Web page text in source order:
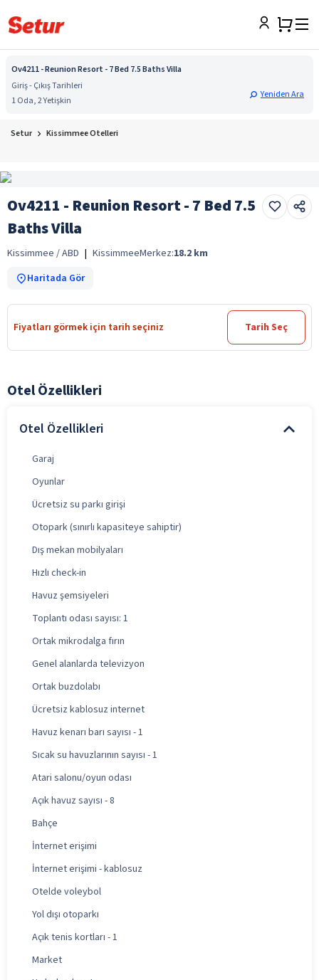
Ov4211 - Reunion Resort - 7 Bed 7.5 Baths Villa
Giriş - Çıkış Tarihleri
1 Oda, 2 Yetişkin
Yeniden Ara
Setur Kissimmee Otelleri
Ov4211 - Reunion Resort - 7 Bed 7.5
Baths Villa
Kissimmee / ABD | KissimmeeMerkez:18.2 km
Haritada Gör
Fiyatları görmek için tarih seçiniz Tarih Seç
Otel Özellikleri
Otel Özellikleri
Garaj
Oyunlar
Ücretsiz su parkı girişi
Otopark (sınırlı kapasiteye sahiptir)
Dış mekan mobilyaları
Hızlı check-in
Havuz şemsiyeleri
Toplantı odası sayısı: 1
Ortak mikrodalga fırın
Genel alanlarda televizyon
Ortak buzdolabı
Ücretsiz kablosuz internet
Havuz kenarı barı sayısı - 1
Sıcak su havuzlarının sayısı - 1
Atari salonu/oyun odası
Açık havuz sayısı - 8
Bahçe
İnternet erişimi
İnternet erişimi - kablosuz
Otelde voleybol
Yol dışı otoparkı
Açık tenis kortları - 1
Market